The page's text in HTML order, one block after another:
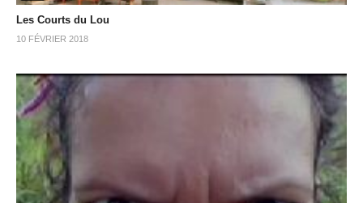
Les Courts du Lou
10 FÉVRIER 2018